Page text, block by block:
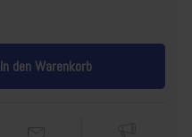
In den Warenkorb